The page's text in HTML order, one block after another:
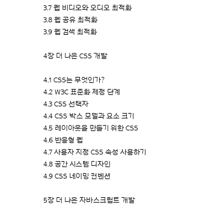
3.7 웹 비디오와 오디오 최적화
3.8 웹 공유 최적화
3.9 웹 검색 최적화
4장 더 나은 CSS 개발
4.1 CSS는 무엇인가?
4.2 W3C 표준화 제정 단계
4.3 CSS 선택자
4.4 CSS 박스 모델과 요소 크기
4.5 레이아웃을 만들기 위한 CSS
4.6 반응형 웹
4.7 사용자 지정 CSS 속성 사용하기
4.8 공간 시스템 디자인
4.9 CSS 네이밍 컨벤션
5장 더 나은 자바스크립트 개발